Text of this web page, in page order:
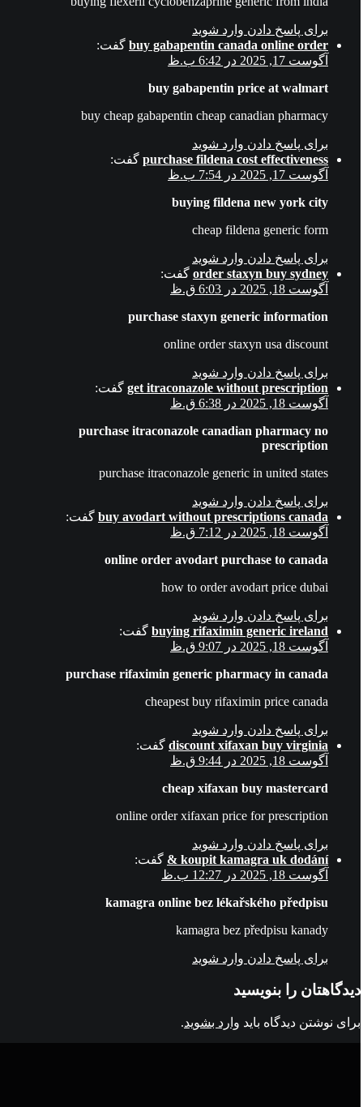
برای پاسخ دادن وارد شوید
buy gabapentin canada online order گفت:
آگوست 17, 2025 در 6:42 ب.ظ
buy gabapentin price at walmart
buy cheap gabapentin cheap canadian pharmacy
برای پاسخ دادن وارد شوید
purchase fildena cost effectiveness گفت:
آگوست 17, 2025 در 7:54 ب.ظ
buying fildena new york city
cheap fildena generic form
برای پاسخ دادن وارد شوید
order staxyn buy sydney گفت:
آگوست 18, 2025 در 6:03 ق.ظ
purchase staxyn generic information
online order staxyn usa discount
برای پاسخ دادن وارد شوید
get itraconazole without prescription گفت:
آگوست 18, 2025 در 6:38 ق.ظ
purchase itraconazole canadian pharmacy no
prescription
purchase itraconazole generic in united states
برای پاسخ دادن وارد شوید
buy avodart without prescriptions canada گفت:
آگوست 18, 2025 در 7:12 ق.ظ
online order avodart purchase to canada
how to order avodart price dubai
برای پاسخ دادن وارد شوید
buying rifaximin generic ireland گفت:
آگوست 18, 2025 در 9:07 ق.ظ
purchase rifaximin generic pharmacy in canada
cheapest buy rifaximin price canada
برای پاسخ دادن وارد شوید
discount xifaxan buy virginia گفت:
آگوست 18, 2025 در 9:44 ق.ظ
cheap xifaxan buy mastercard
online order xifaxan price for prescription
برای پاسخ دادن وارد شوید
koupit kamagra uk dodání &
گفت:
آگوست 18, 2025 در 12:27 ب.ظ
kamagra online bez lékařského předpisu
kamagra bez předpisu kanady
برای پاسخ دادن وارد شوید
دیدگاهتان را بنویسید
برای نوشتن دیدگاه باید وارد بشوید.